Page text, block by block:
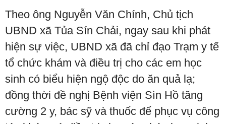
Theo ông Nguyễn Văn Chính, Chủ tịch
UBND xã Tủa Sín Chải, ngay sau khi phát
hiện sự việc, UBND xã đã chỉ đạo Trạm y tế
tổ chức khám và điều trị cho các em học
sinh có biểu hiện ngộ độc do ăn quả lạ;
đồng thời đề nghị Bệnh viện Sìn Hồ tăng
cường 2 y, bác sỹ và thuốc để phục vụ công